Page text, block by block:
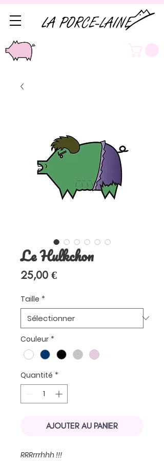
Le Hulkchon
25,00 €Prix
Taille *
Couleur *
Quantité *
AJOUTER AU PANIER
RRRrrrhhh !!!